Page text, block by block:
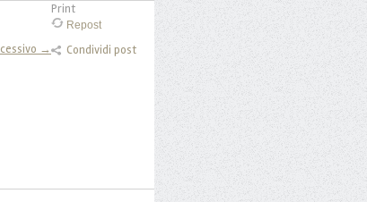
Print
Repost
Condividi post
→